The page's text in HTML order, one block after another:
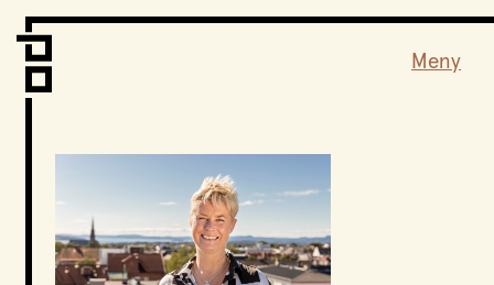
Meny
Vi er LPO
Hva vi gjør
Prosjekter
Nyheter